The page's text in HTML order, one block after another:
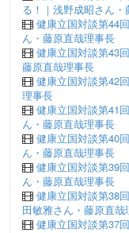
る！｜浅野成昭さん
健康立国対談第44
ん・藤原直哉理事長
健康立国対談第43
藤原直哉理事長
健康立国対談第42
理事長
健康立国対談第41
ん・藤原直哉理事長
健康立国対談第40
ん・藤原直哉理事長
健康立国対談第39
ん・藤原直哉理事長
健康立国対談第38
田敏雅さん・藤原直哉
健康立国対談第37